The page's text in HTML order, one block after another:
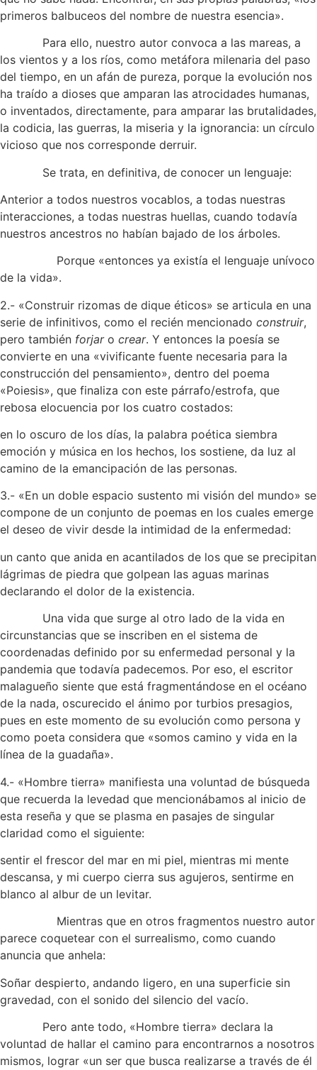
primeros balbuceos del nombre de nuestra esencia».
Para ello, nuestro autor convoca a las mareas, a
los vientos y a los ríos, como metáfora milenaria del paso
del tiempo, en un afán de pureza, porque la evolución nos
ha traído a dioses que amparan las atrocidades humanas,
o inventados, directamente, para amparar las brutalidades,
la codicia, las guerras, la miseria y la ignorancia: un círculo
vicioso que nos corresponde derruir.
Se trata, en definitiva, de conocer un lenguaje:
Anterior a todos nuestros vocablos, a todas nuestras
interacciones, a todas nuestras huellas, cuando todavía
nuestros ancestros no habían bajado de los árboles.
Porque «entonces ya existía el lenguaje unívoco
de la vida».
2.- «Construir rizomas de dique éticos» se articula en una
serie de infinitivos, como el recién mencionado construir,
pero también forjaro crear. Y entonces la poesía se
convierte en una «vivificante fuente necesaria para la
construcción del pensamiento», dentro del poema
«Poiesis», que finaliza con este párrafo/estrofa, que
rebosa elocuencia por los cuatro costados:
en lo oscuro de los días, la palabra poética siembra
emoción y música en los hechos, los sostiene, da luz al
camino de la emancipación de las personas.
3.- «En un doble espacio sustento mi visión del mundo» se
compone de un conjunto de poemas en los cuales emerge
el deseo de vivir desde la intimidad de la enfermedad:
un canto que anida en acantilados de los que se precipitan
lágrimas de piedra que golpean las aguas marinas
declarando el dolor de la existencia.
Una vida que surge al otro lado de la vida en
circunstancias que se inscriben en el sistema de
coordenadas definido por su enfermedad personal y la
pandemia que todavía padecemos. Por eso, el escritor
malagueño siente que está fragmentándose en el océano
de la nada, oscurecido el ánimo por turbios presagios,
pues en este momento de su evolución como persona y
como poeta considera que «somos camino y vida en la
línea de la guadaña».
4.- «Hombre tierra» manifiesta una voluntad de búsqueda
que recuerda la levedad que mencionábamos al inicio de
esta reseña y que se plasma en pasajes de singular
claridad como el siguiente:
sentir el frescor del mar en mi piel, mientras mi mente
descansa, y mi cuerpo cierra sus agujeros, sentirme en
blanco al albur de un levitar.
Mientras que en otros fragmentos nuestro autor
parece coquetear con el surrealismo, como cuando
anuncia que anhela:
Soñar despierto, andando ligero, en una superficie sin
gravedad, con el sonido del silencio del vacío.
Pero ante todo, «Hombre tierra» declara la
voluntad de hallar el camino para encontrarnos a nosotros
mismos, lograr «un ser que busca realizarse a través de él